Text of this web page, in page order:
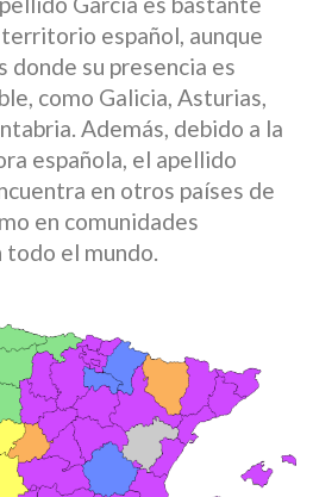
español, aunque
donde su presencia es
como Galicia, Asturias,
Además, debido a la
española, el apellido
en otros países de
en comunidades
todo el mundo.